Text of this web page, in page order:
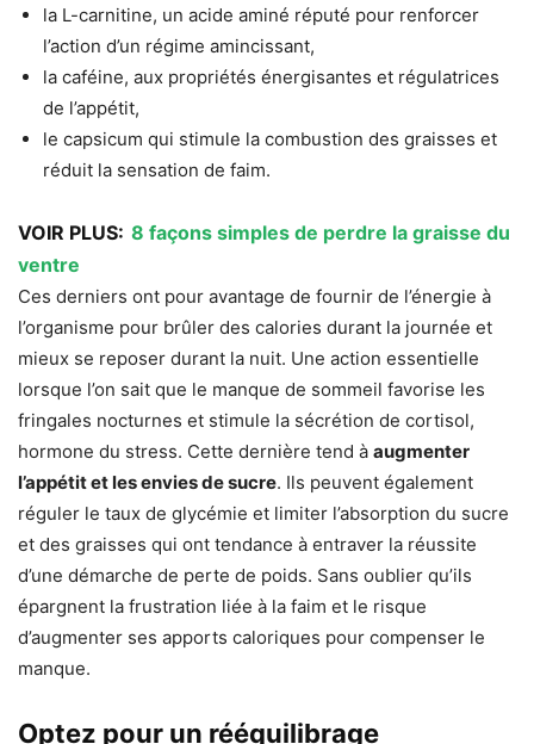
la L-carnitine, un acide aminé réputé pour renforcer
l’action d’un régime amincissant,
la caféine, aux propriétés énergisantes et régulatrices
de l’appétit,
le capsicum qui stimule la combustion des graisses et
réduit la sensation de faim.
VOIR PLUS: 8 façons simples de perdre la graisse du
ventre
Ces derniers ont pour avantage de fournir de l’énergie à
l’organisme pour brûler des calories durant la journée et
mieux se reposer durant la nuit. Une action essentielle
lorsque l’on sait que le manque de sommeil favorise les
fringales nocturnes et stimule la sécrétion de cortisol,
hormone du stress. Cette dernière tend à augmenter
l’appétit et les envies de sucre. Ils peuvent également
réguler le taux de glycémie et limiter l’absorption du sucre
et des graisses qui ont tendance à entraver la réussite
d’une démarche de perte de poids. Sans oublier qu’ils
épargnent la frustration liée à la faim et le risque
d’augmenter ses apports caloriques pour compenser le
manque.
Optez pour un rééquilibrage